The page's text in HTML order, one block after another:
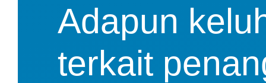
Adapun
terkait